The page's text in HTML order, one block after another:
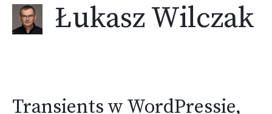
Łukasz Wilczak
Transients w WordPressie,